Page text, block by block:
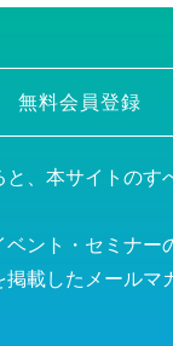
無料会員登録
、本サイトのす
ベント・セミナー
掲載したメールマ